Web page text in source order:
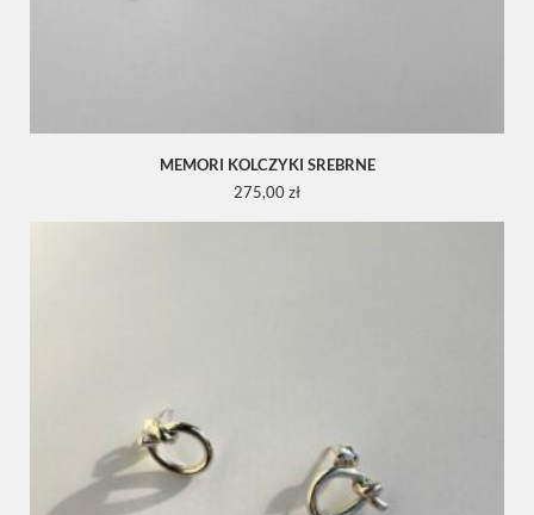
MEMORI KOLCZYKI SREBRNE
275,00 zł